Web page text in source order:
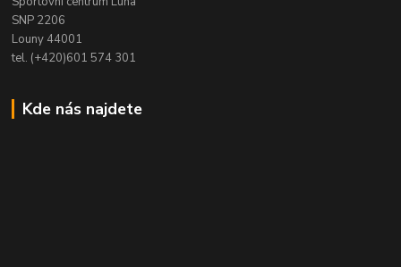
SNP 2206
Louny 44001
tel. (+420)601 574 301
Kde nás najdete